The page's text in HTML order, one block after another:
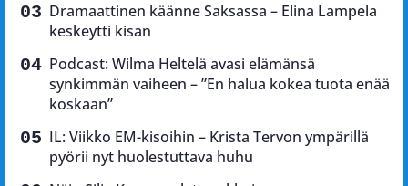
Dramaattinen käänne Saksassa – Elina Lampela
keskeytti kisan
Podcast: Wilma Heltelä avasi elämänsä
synkimmän vaiheen – ”En halua kokea tuota enää
koskaan”
IL: Viikko EM-kisoihin – Krista Tervon ympärillä
pyörii nyt huolestuttava huhu